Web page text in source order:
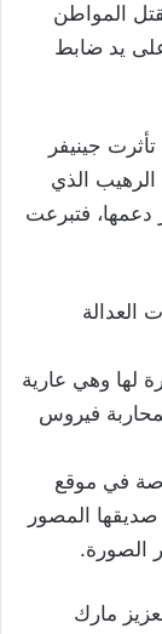
المواطن
على يد ضابط
جينيفر
الذي
فتبرعت
العدالة
لها وهي عارية
لمحاربة فيروس
في موقع
المصور
الصورة.
مارك